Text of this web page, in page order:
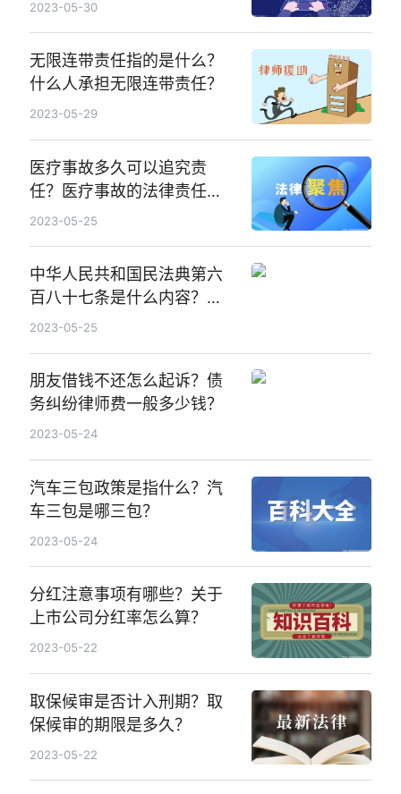
2023-05-30
无限连带责任指的是什么？
什么人承担无限连带责任？
2023-05-29
医疗事故多久可以追究责
任？医疗事故的法律责任哪
些？
2023-05-25
中华人民共和国民法典第六
百八十七条是什么内容？债
权人承担一般保证责任或者
2023-05-25
朋友借钱不还怎么起诉？债
务纠纷律师费一般多少钱？
2023-05-24
汽车三包政策是指什么？汽
车三包是哪三包？
2023-05-24
分红注意事项有哪些？关于
上市公司分红率怎么算？
2023-05-22
取保候审是否计入刑期？取
保候审的期限是多久？
2023-05-22